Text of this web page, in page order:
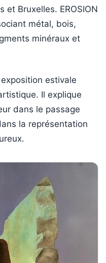
et Bruxelles. EROSION
métal, bois,
minéraux et
estivale
Il explique
dans le passage
la représentation